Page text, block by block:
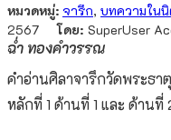
หมวดหมู่: จารึก, บทความใน
2567
โดย: SuperUser
ฉ่ำ ทองคำวรรณ
คำอ่านศิลาจารึกวัดพระธา
หลักที่ 1 ด้านที่ 1 และ ด้าน